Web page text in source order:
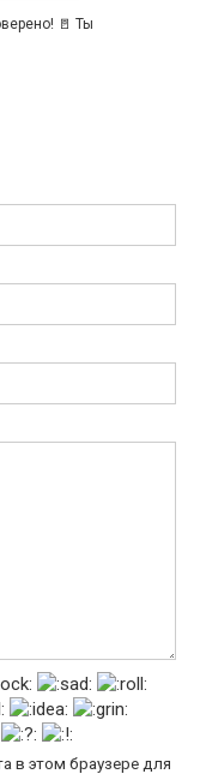
🚪 Ты
в этом браузере для